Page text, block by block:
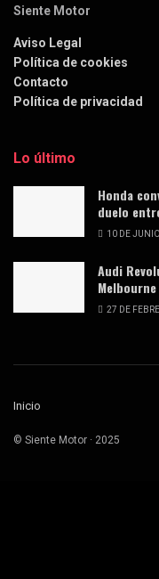
Siente Motor
Aviso Legal
Política de cookies
Contacto
Política de privacidad
Lo último
Honda
duelo
10 DE
Audi
Melbourne
27 DE
Inicio
© Siente Motor · 2025